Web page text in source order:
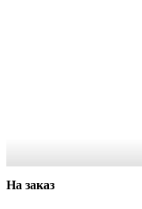
На заказ